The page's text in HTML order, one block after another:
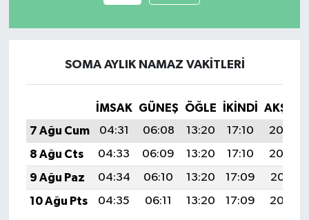
SOMA AYLIK NAMAZ VAKITLERI
İMSAK GÜNEŞ ÖĞLE İKINDI
AKŞAM
7 Ağu Cum
04:31 06:08 13:20 17:10
20:23
8 Ağu Cts
04:33 06:09 13:20 17:10
20:22
9 Ağu Paz
04:34 06:10 13:20 17:09
20:21
10 Ağu Pts
04:35 06:11 13:20 17:09 20:19